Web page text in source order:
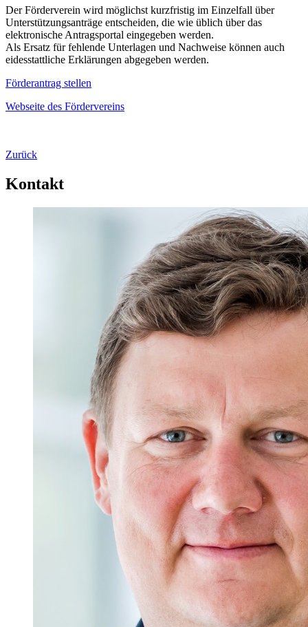
Der Förderverein wird möglichst kurzfristig im Einzelfall über
Unterstützungsanträge entscheiden, die wie üblich über das
elektronische Antragsportal eingegeben werden.
Als Ersatz für fehlende Unterlagen und Nachweise können auch
eidesstattliche Erklärungen abgegeben werden.
Förderantrag stellen
Webseite des Fördervereins
Zurück
Kontakt